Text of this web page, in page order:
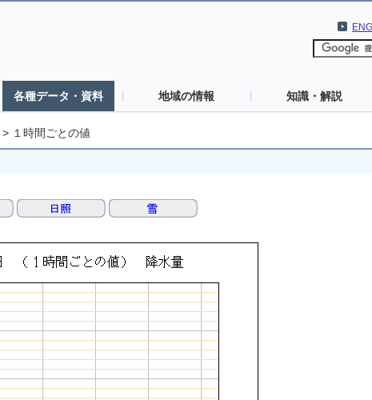
各種データ・資料 地域の情報 知識・解説
> １時間ごとの値